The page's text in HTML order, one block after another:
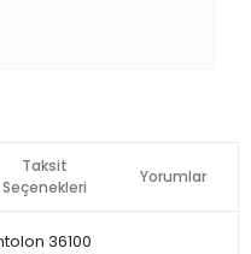
Taksit
Seçenekleri
Yorumlar
36100